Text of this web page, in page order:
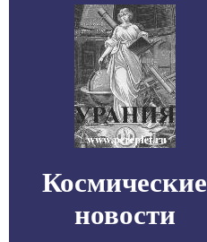
Космические
новости